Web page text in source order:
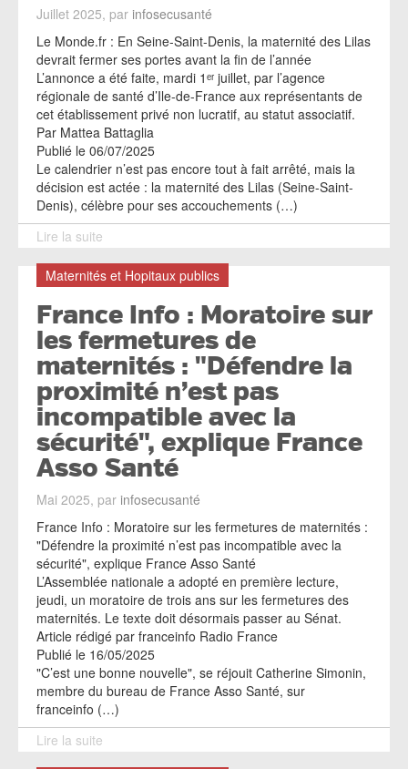
Juillet 2025, par infosecusanté
Le Monde.fr : En Seine-Saint-Denis, la maternité des Lilas
devrait fermer ses portes avant la fin de l’année
L’annonce a été faite, mardi 1ᵉʳ juillet, par l’agence
régionale de santé d’Ile-de-France aux représentants de
cet établissement privé non lucratif, au statut associatif.
Par Mattea Battaglia
Publié le 06/07/2025
Le calendrier n’est pas encore tout à fait arrêté, mais la
décision est actée : la maternité des Lilas (Seine-Saint-
Denis), célèbre pour ses accouchements (…)
Lire la suite
Maternités et Hopitaux publics
France Info : Moratoire sur
les fermetures de
maternités : "Défendre la
proximité n’est pas
incompatible avec la
sécurité", explique France
Asso Santé
Mai 2025, par infosecusanté
France Info : Moratoire sur les fermetures de maternités :
"Défendre la proximité n’est pas incompatible avec la
sécurité", explique France Asso Santé
L’Assemblée nationale a adopté en première lecture,
jeudi, un moratoire de trois ans sur les fermetures des
maternités. Le texte doit désormais passer au Sénat.
Article rédigé par franceinfo Radio France
Publié le 16/05/2025
"C’est une bonne nouvelle", se réjouit Catherine Simonin,
membre du bureau de France Asso Santé, sur
franceinfo (…)
Lire la suite